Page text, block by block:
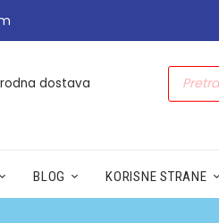
BLOG KORISNE STRANE